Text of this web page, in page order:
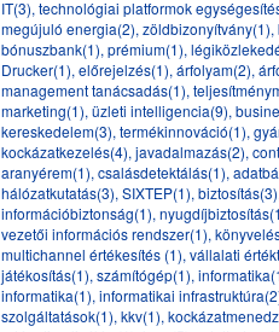
IT(3), technológiai platformok
megújuló energia(2), zöldbizonyítvány(1),
bónuszbank(1), prémium(1),
Drucker(1), előrejelzés(1), árfolyam(2),
management tanácsadás(1),
marketing(1), üzleti intelligencia(9),
kereskedelem(3), termékinnováció(1),
kockázatkezelés(4), javadalmazás(2),
aranyérem(1), csalásdetektálás(1),
hálózatkutatás(3), SIXTEP(1), biztosítás(3)
információbiztonság(1),
vezetői információs rendszer(1),
multichannel értékesítés (1), vállalati
játékosítás(1), számítógép(1),
informatika(1), informatikai
szolgáltatások(1), kkv(1),